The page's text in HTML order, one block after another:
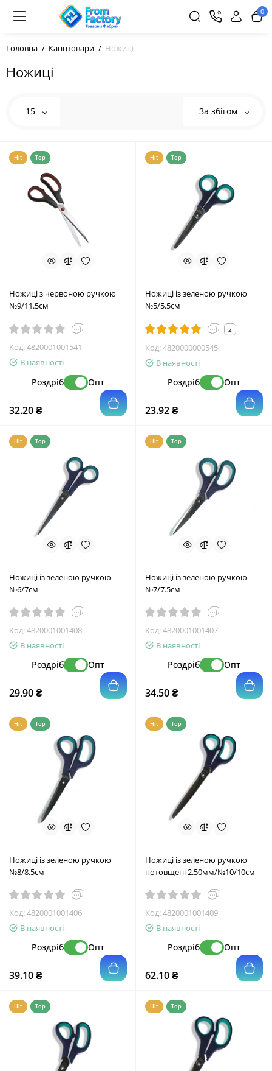
0
Головна Канцтовари Ножиці
Ножиці
15 За збігом
Hit Top
Ножиці з червоною ручкою
№9/11.5см
Код:4820001001541
В наявності
Роздріб Опт
32.20 ₴
Hit Top
Ножиці із зеленою ручкою
№5/5.5см
2
Код:4820000000545
В наявності
Роздріб Опт
23.92 ₴
Hit Top
Ножиці із зеленою ручкою
№6/7см
Код:4820001001408
В наявності
Роздріб Опт
29.90 ₴
Hit Top
Ножиці із зеленою ручкою
№7/7.5см
Код:4820001001407
В наявності
Роздріб Опт
34.50 ₴
Hit Top
Ножиці із зеленою ручкою
№8/8.5см
Код:4820001001406
В наявності
Роздріб Опт
39.10 ₴
Hit Top
Ножиці із зеленою ручкою
потовщені 2.50мм/№10/10см
Код:4820001001409
В наявності
Роздріб Опт
62.10 ₴
Hit Top Hit Top